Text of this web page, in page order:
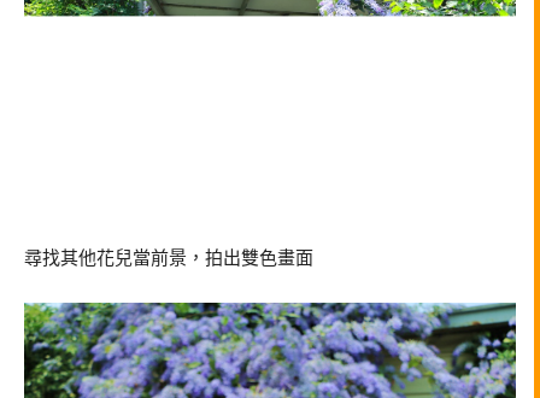
尋找其他花兒當前景，拍出雙色畫面